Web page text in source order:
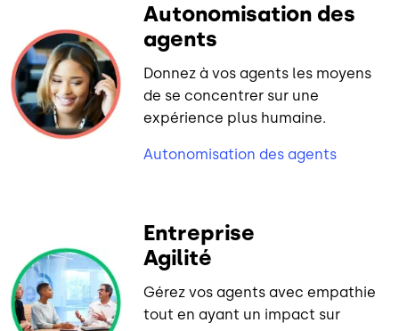
Autonomisation des
agents
Donnez à vos agents les moyens
de se concentrer sur une
expérience plus humaine.
Autonomisation des agents
Entreprise
Agilité
Gérez vos agents avec empathie
tout en ayant un impact sur